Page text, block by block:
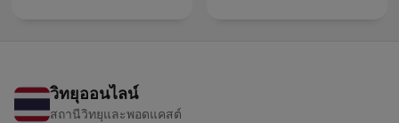
วิทยุออนไลน์
สถานีวิทยุและพอดแคสต์